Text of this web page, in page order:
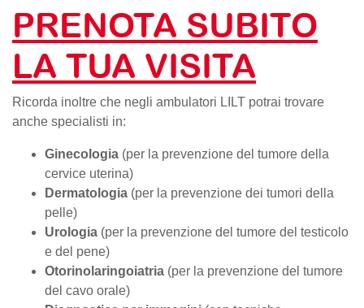
PRENOTA SUBITO
LA TUA VISITA
Ricorda inoltre che negli ambulatori LILT potrai trovare
anche specialisti in:
Ginecologia (per la prevenzione del tumore della
cervice uterina)
Dermatologia (per la prevenzione dei tumori della
pelle)
Urologia (per la prevenzione del tumore del testicolo
e del pene)
Otorinolaringoiatria (per la prevenzione del tumore
del cavo orale)